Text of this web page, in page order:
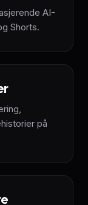
AI-
Shorts.
på